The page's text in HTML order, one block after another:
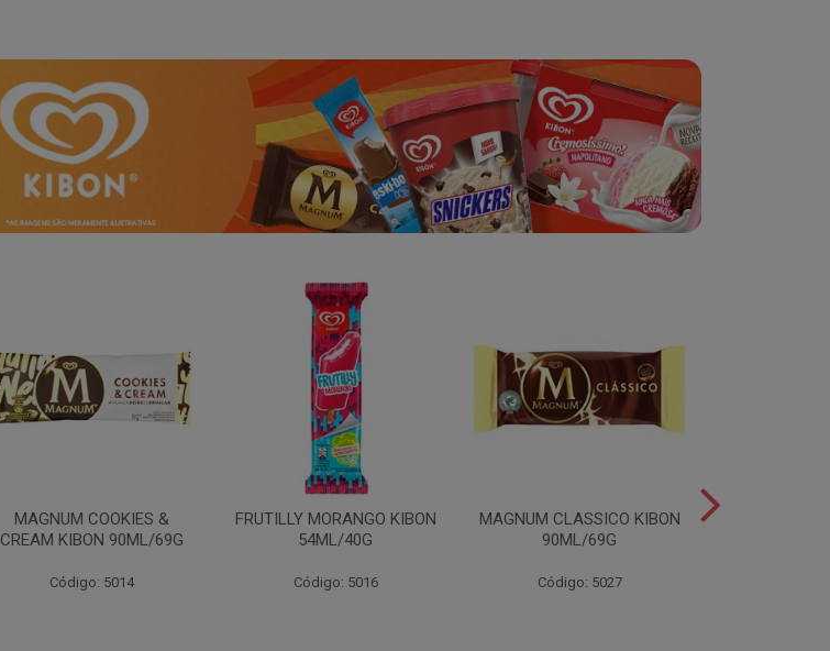
MAGNUM COOKIES &
CREAM KIBON 90ML/69G
Código: 5014
FRUTILLY MORANGO KIBON
54ML/40G
Código: 5016
MAGNUM CLASSICO KIBON
90ML/69G
Código: 5027